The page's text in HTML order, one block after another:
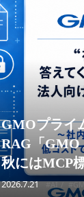
GMOプライ
RAG「GMO
秋にはMCP
2026.7.21 #AI